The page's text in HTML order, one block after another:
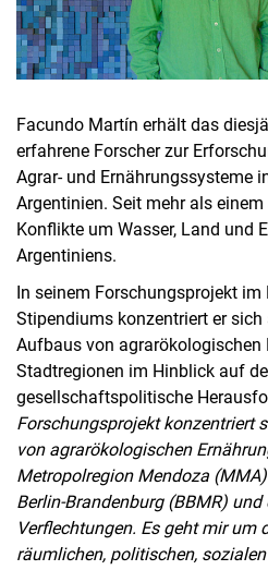
Facundo Martín erhält das
erfahrene Forscher zur
Agrar- und Ernährungssysteme
Argentinien. Seit mehr als
Konflikte um Wasser, Land und
Argentiniens.
In seinem Forschungsprojekt im
Stipendiums konzentriert er
Aufbaus von
Stadtregionen im Hinblick auf
gesellschaftspolitische
Forschungsprojekt konzentriert
von agrarökologischen
Metropolregion Mendoza
Berlin-Brandenburg (BBMR)
Verflechtungen. Es geht mir um
räumlichen, politischen,